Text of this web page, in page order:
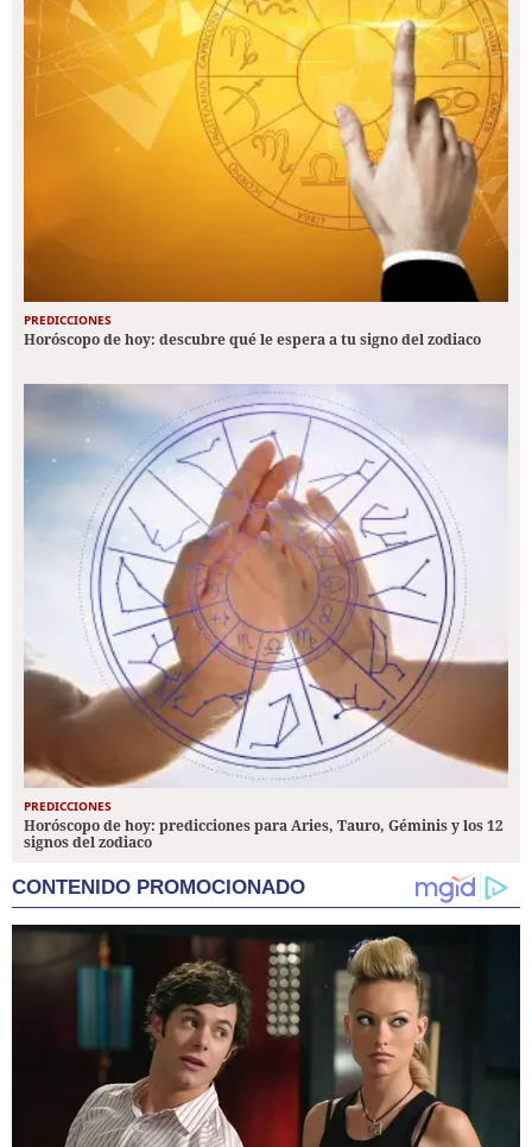
PREDICCIONES
Horóscopo de hoy: descubre qué le espera a tu signo del zodiaco
PREDICCIONES
Horóscopo de hoy: predicciones para Aries, Tauro, Géminis y los 12
signos del zodiaco
CONTENIDO PROMOCIONADO